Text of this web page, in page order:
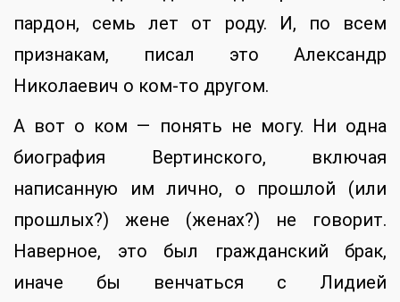
пардон, семь лет от роду. И, по всем
признакам, писал это Александр
Николаевич о ком-то другом.
А вот о ком — понять не могу. Ни одна
биография Вертинского, включая
написанную им лично, о прошлой (или
прошлых?) жене (женах?) не говорит.
Наверное, это был гражданский брак,
иначе бы венчаться с Лидией